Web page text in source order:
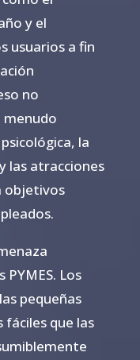
y el
usuarios a fin
no
menudo
la
las atracciones
objetivos
Los
pequeñas
que las